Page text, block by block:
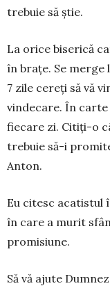
trebuie să știe.
La orice biserică
în brațe. Se merge
7 zile cereți să vă
vindecare. În
fiecare zi. Citiți-o
trebuie să-i
Anton.
Eu citesc acatistul
în care a murit
promisiune.
Să vă ajute